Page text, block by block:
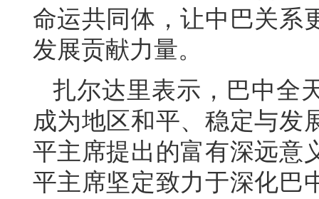
命运共同体，让中巴关系
发展贡献力量。
扎尔达里表示，巴中全
成为地区和平、稳定与发
平主席提出的富有深远意
平主席坚定致力于深化巴